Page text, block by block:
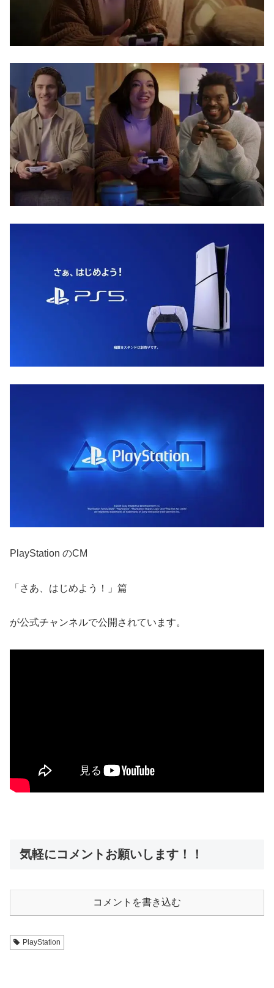
PlayStation のCM
「さあ、はじめよう！」篇
が公式チャンネルで公開されています。
気軽にコメントお願いします！！
コメントを書き込む
PlayStation